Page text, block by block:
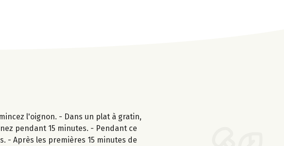
l'oignon. - Dans un plat à gratin,
pendant 15 minutes. - Pendant ce
- Après les premières 15 minutes de